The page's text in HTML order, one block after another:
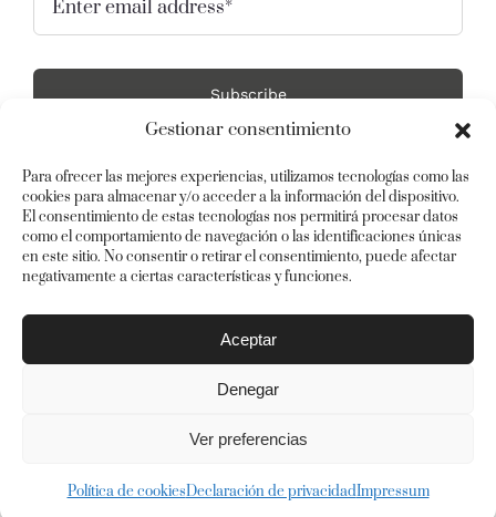
Gestionar consentimiento
Para ofrecer las mejores experiencias, utilizamos tecnologías como las
cookies para almacenar y/o acceder a la información del dispositivo.
El consentimiento de estas tecnologías nos permitirá procesar datos
como el comportamiento de navegación o las identificaciones únicas
en este sitio. No consentir o retirar el consentimiento, puede afectar
negativamente a ciertas características y funciones.
Aceptar
Denegar
Ver preferencias
Política de cookiesDeclaración de privacidadImpressum
Subscribe
2026 | Avada Theme by
Rights Reserved | Powered by